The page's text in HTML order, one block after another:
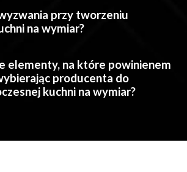
przy tworzeniu
na wymiar?
elementy, na które powinienem
producenta do
kuchni na wymiar?